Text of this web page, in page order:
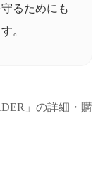
るためにも
。
」の詳細・購